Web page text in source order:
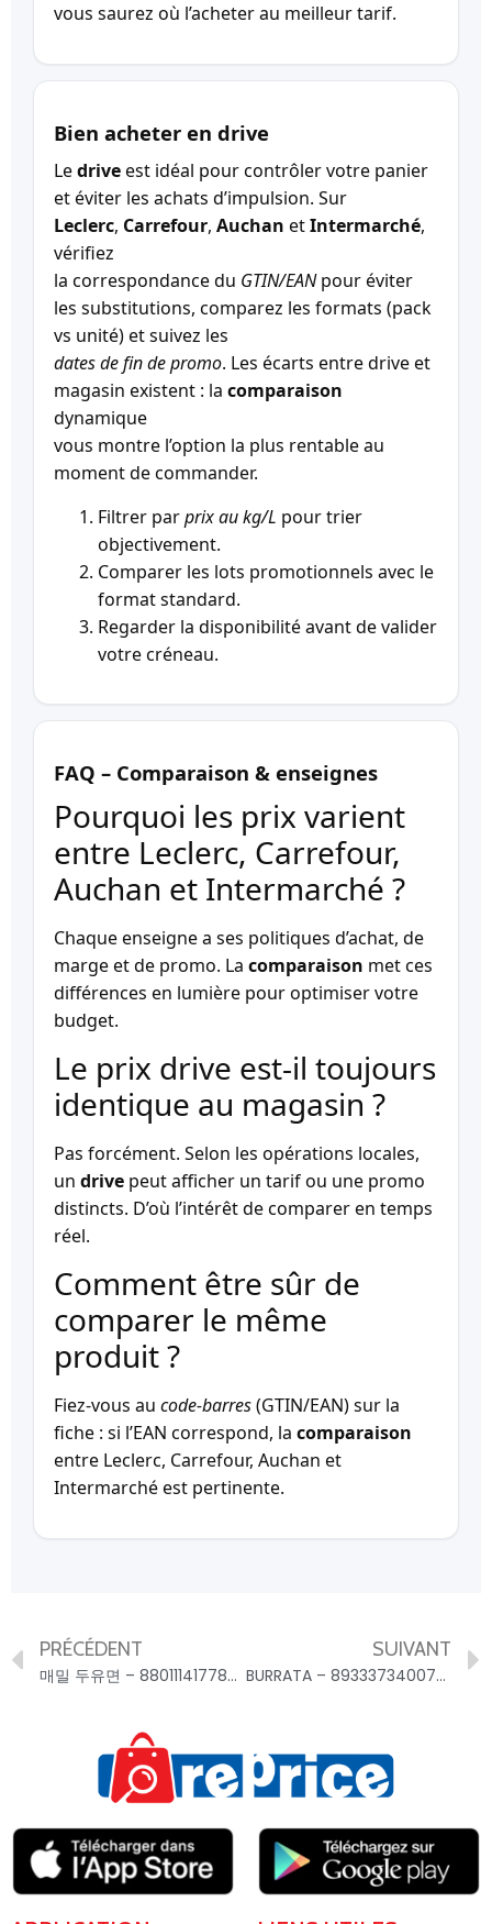
vous saurez où l’acheter au meilleur tarif.
Bien acheter en drive
Ledriveest idéal pour contrôler votre panier
et éviter les achats d’impulsion. Sur
Leclerc, Carrefour, Auchan etIntermarché,
vérifiez
la correspondance du GTIN/EANpour éviter
les substitutions, comparez les formats (pack
vs unité) et suivez les
dates de fin de promo. Les écarts entre drive et
magasin existent : la comparaison
dynamique
vous montre l’option la plus rentable au
moment de commander.
Filtrer parprix au kg/L pour trier
objectivement.
Comparer les lots promotionnels avec le
format standard.
Regarder la disponibilité avant de valider
votre créneau.
FAQ – Comparaison & enseignes
Pourquoi les prix varient
entre Leclerc, Carrefour,
Auchan et Intermarché ?
Chaque enseigne a ses politiques d’achat, de
marge et de promo. La comparaison met ces
différences en lumière pour optimiser votre
budget.
Le prix drive est-il toujours
identique au magasin ?
Pas forcément. Selon les opérations locales,
un drive peut afficher un tarif ou une promo
distincts. D’où l’intérêt de comparer en temps
réel.
Comment être sûr de
comparer le même
produit ?
Fiez-vous au code-barres(GTIN/EAN) sur la
fiche : si l’EAN correspond, la comparaison
entre Leclerc, Carrefour, Auchan et
Intermarché est pertinente.
PRÉCÉDENT
매밀 두유면 – 8801114177839
SUIVANT
BURRATA – 8933373400752